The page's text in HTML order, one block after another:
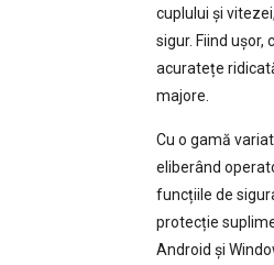
cuplului și
sigur. Fiind
acuratețe
majore.
Cu o gamă
eliberând
funcțiile de
protecție
Android și